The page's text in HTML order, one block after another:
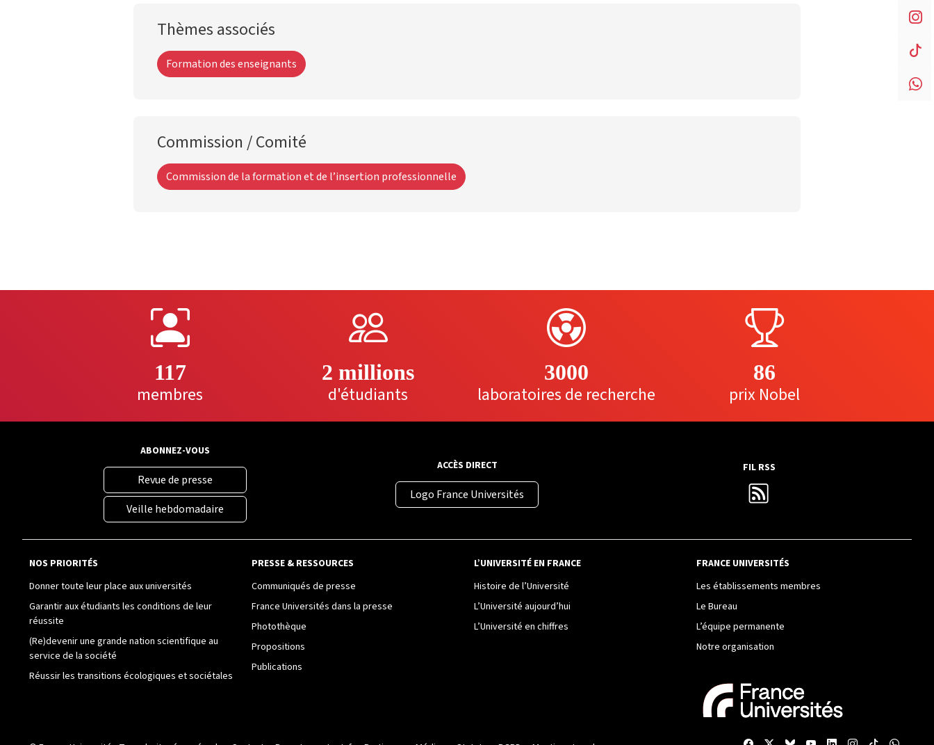
Thèmes associés
Formation des enseignants
Commission / Comité
Commission de la formation et de l’insertion professionnelle
117
membres
2 millions
d'étudiants
3000
laboratoires de recherche
86
prix Nobel
ABONNEZ-VOUS
Revue de presse
Veille hebdomadaire
ACCÈS DIRECT
Logo France Universités
FIL RSS
NOS PRIORITÉS
Donner toute leur place aux universités
Garantir aux étudiants les conditions de leur
réussite
(Re)devenir une grande nation scientifique au
service de la société
Réussir les transitions écologiques et sociétales
PRESSE & RESSOURCES
Communiqués de presse
France Universités dans la presse
Photothèque
Propositions
Publications
L’UNIVERSITÉ EN FRANCE
Histoire de l’Université
L’Université aujourd’hui
L’Université en chiffres
FRANCE UNIVERSITÉS
Les établissements membres
Le Bureau
L’équipe permanente
Notre organisation